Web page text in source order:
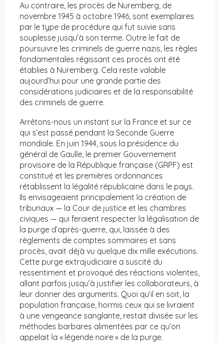
Au contraire, les procès de Nuremberg, de
novembre 1945 à octobre 1946, sont exemplaires
par le type de procédure qui fut suivie sans
souplesse jusqu’à son terme. Outre le fait de
poursuivre les criminels de guerre nazis, les règles
fondamentales régissant ces procès ont été
établies à Nuremberg. Cela reste valable
aujourd’hui pour une grande partie des
considérations judiciaires et de la responsabilité
des criminels de guerre.
Arrêtons-nous un instant sur la France et sur ce
qui s’est passé pendant la Seconde Guerre
mondiale. En juin 1944, sous la présidence du
général de Gaulle, le premier Gouvernement
provisoire de la République française (GRPF) est
constitué et les premières ordonnances
rétablissent la légalité républicaine dans le pays.
Ils envisageaient principalement la création de
tribunaux — la Cour de justice et les chambres
civiques — qui feraient respecter la légalisation de
la purge d’après-guerre, qui, laissée à des
règlements de comptes sommaires et sans
procès, avait déjà vu quelque dix mille exécutions.
Cette purge extrajudiciaire a suscité du
ressentiment et provoqué des réactions violentes,
allant parfois jusqu’à justifier les collaborateurs, à
leur donner des arguments. Quoi qu’il en soit, la
population française, hormis ceux qui se livraient
à une vengeance sanglante, restait divisée sur les
méthodes barbares alimentées par ce qu’on
appelait la « légende noire » de la purge.